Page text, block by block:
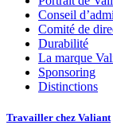
Conseil
Comité de
Durabilité
La marque
Sponsoring
Distinctions
Travailler chez Valiant